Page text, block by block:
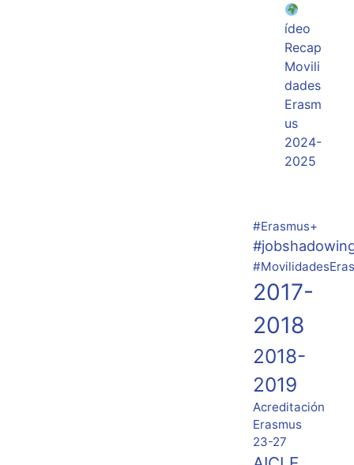
ídeo
Recap
Movili
dades
Erasm
us
2024-
2025
#Erasmus+
2017-
2018
2018-
2019
Acreditación
Erasmus
23-27